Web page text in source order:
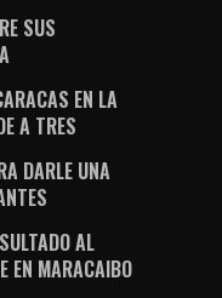
SUS
EN LA
A TRES
DARLE UNA
AL
EN MARACAIBO